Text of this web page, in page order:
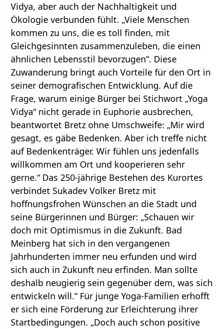
Vidya, aber auch der Nachhaltigkeit und
Ökologie verbunden fühlt. „Viele Menschen
kommen zu uns, die es toll finden, mit
Gleichgesinnten zusammenzuleben, die einen
ähnlichen Lebensstil bevorzugen“. Diese
Zuwanderung bringt auch Vorteile für den Ort in
seiner demografischen Entwicklung. Auf die
Frage, warum einige Bürger bei Stichwort „Yoga
Vidya“ nicht gerade in Euphorie ausbrechen,
beantwortet Bretz ohne Umschweife: „Mir wird
gesagt, es gäbe Bedenken. Aber ich treffe nicht
auf Bedenkenträger. Wir fühlen uns jedenfalls
willkommen am Ort und kooperieren sehr
gerne.“ Das 250-jährige Bestehen des Kurortes
verbindet Sukadev Volker Bretz mit
hoffnungsfrohen Wünschen an die Stadt und
seine Bürgerinnen und Bürger: „Schauen wir
doch mit Optimismus in die Zukunft. Bad
Meinberg hat sich in den vergangenen
Jahrhunderten immer neu erfunden und wird
sich auch in Zukunft neu erfinden. Man sollte
deshalb neugierig sein gegenüber dem, was sich
entwickeln will.“ Für junge Yoga-Familien erhofft
er sich eine Förderung zur Erleichterung ihrer
Startbedingungen. „Doch auch schon positive